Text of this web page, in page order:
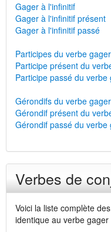
Gager à l'infinitif
Gager à l'infinitif présent
Gager à l'infinitif passé
Participes du verbe gager
Participe présent du
Participe passé du verbe
Gérondifs du verbe gager
Gérondif présent du
Gérondif passé du verbe
Verbes de
Voici la liste complète
identique au verbe gager